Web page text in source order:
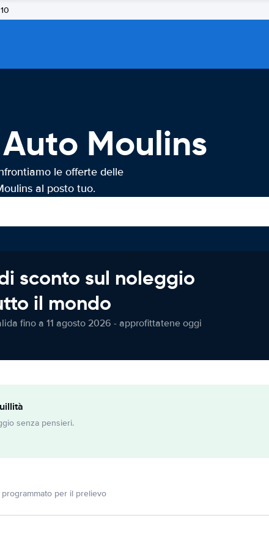
Moulins
le offerte delle
al posto tuo.
sconto sul noleggio
il mondo
fino a 11 agosto 2026 - approfittatene oggi
senza pensieri.
per il prelievo